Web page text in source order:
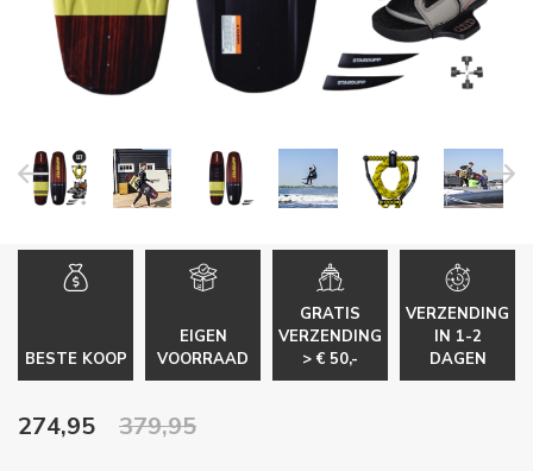
BESTE KOOP
EIGEN
VOORRAAD
GRATIS
VERZENDING
> € 50,-
VERZENDING
IN 1-2
DAGEN
274,95 379,95